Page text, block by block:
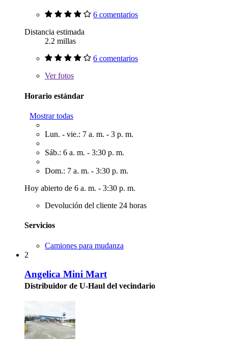
6 comentarios
Distancia estimada
2.2 millas
6 comentarios
Verfotos
Horario estándar
Mostrar todas
Lun. - vie.: 7 a. m. - 3 p. m.
Sáb.: 6 a. m. - 3:30 p. m.
Dom.: 7 a. m. - 3:30 p. m.
Hoy abierto de 6 a. m. - 3:30 p. m.
Devolución del cliente 24 horas
Servicios
Camiones para mudanza
2
Angelica Mini Mart
Distribuidor de U-Haul del vecindario